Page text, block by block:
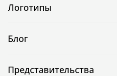
Логотипы
Блог
Представительства